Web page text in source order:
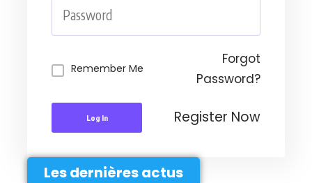
Remember Me
Forgot
Password?
Log In Register Now
Les dernières actus